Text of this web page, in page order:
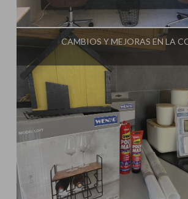
Influencer: Steffido
CAMBIOS Y MEJORAS EN LA
Influencer: Steffido